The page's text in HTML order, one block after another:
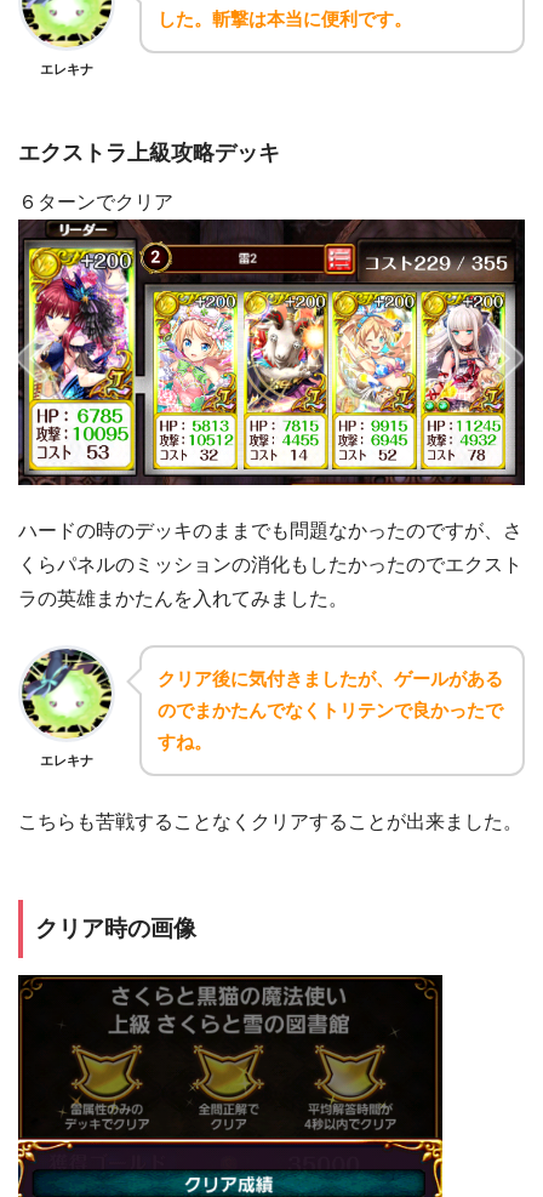
エレキナ
した。斬撃は本当に便利です。
エクストラ上級攻略デッキ
６ターンでクリア
ハードの時のデッキのままでも問題なかったのですが、さ
くらパネルのミッションの消化もしたかったのでエクスト
ラの英雄まかたんを入れてみました。
エレキナ
クリア後に気付きましたが、ゲールがある
のでまかたんでなくトリテンで良かったで
すね。
こちらも苦戦することなくクリアすることが出来ました。
クリア時の画像